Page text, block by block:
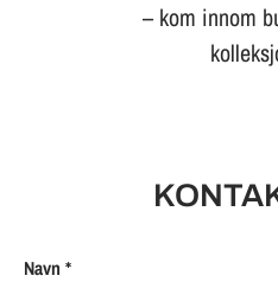
– kom innom
Navn